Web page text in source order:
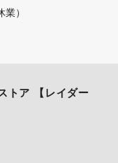
）
トア 【レイダー